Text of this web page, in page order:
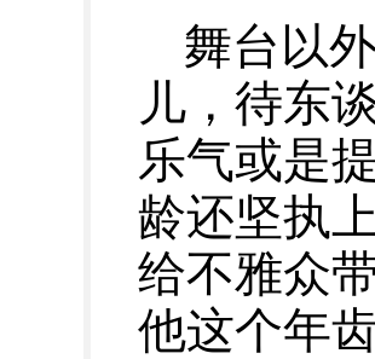
舞台以
儿，待东
乐气或是
龄还坚执
给不雅众
他这个年